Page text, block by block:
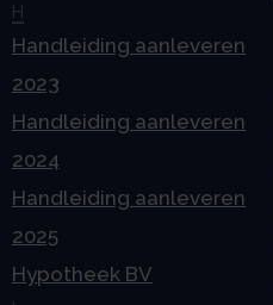
H
Handleiding aanleveren
2023
Handleiding aanleveren
2024
Handleiding aanleveren
2025
Hypotheek BV